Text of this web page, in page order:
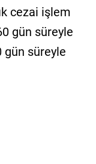
cezai işlem
gün süreyle
gün süreyle